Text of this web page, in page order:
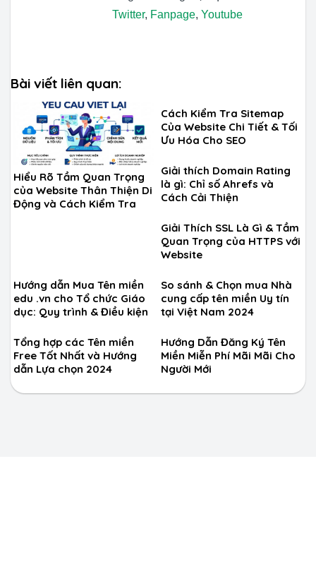
Twitter, Fanpage, Youtube
Bài viết liên quan:
Hiểu Rõ Tầm Quan Trọng
của Website Thân Thiện Di
Động và Cách Kiểm Tra
Cách Kiểm Tra Sitemap
Của Website Chi Tiết & Tối
Ưu Hóa Cho SEO
Giải thích Domain Rating
là gì: Chỉ số Ahrefs và
Cách Cải Thiện
Giải Thích SSL Là Gì & Tầm
Quan Trọng của HTTPS với
Website
Hướng dẫn Mua Tên miền
edu .vn cho Tổ chức Giáo
dục: Quy trình & Điều kiện
So sánh & Chọn mua Nhà
cung cấp tên miền Uy tín
tại Việt Nam 2024
Tổng hợp các Tên miền
Free Tốt Nhất và Hướng
dẫn Lựa chọn 2024
Hướng Dẫn Đăng Ký Tên
Miền Miễn Phí Mãi Mãi Cho
Người Mới